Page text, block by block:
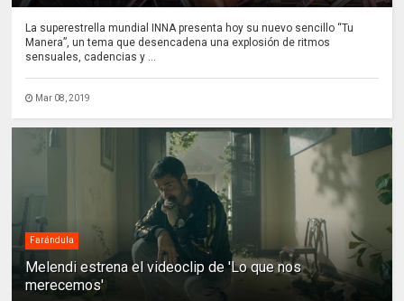
La superestrella mundial INNA presenta hoy su nuevo sencillo “Tu
Manera”, un tema que desencadena una explosión de ritmos
sensuales, cadencias y ...
Mar 08, 2019
Farándula
Melendi estrena el videoclip de 'Lo que nos
merecemos'